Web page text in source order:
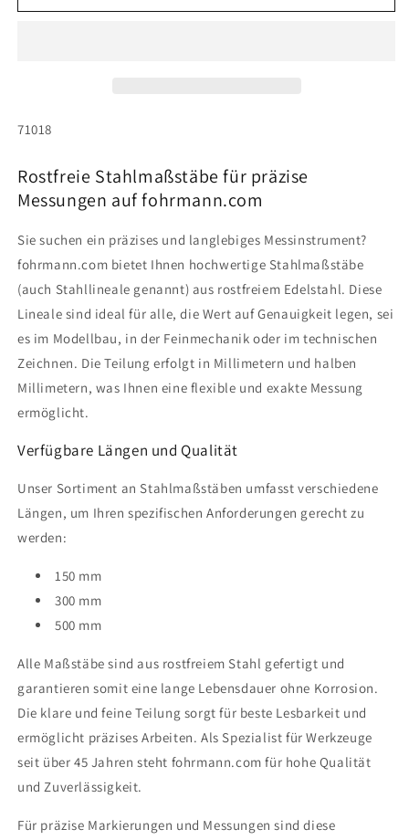
StahlmaßstäbeStahlmaßstäbe
SKU:
71018
Rostfreie Stahlmaßstäbe für präzise
Messungen auf fohrmann.com
Sie suchen ein präzises und langlebiges Messinstrument?
fohrmann.com bietet Ihnen hochwertige Stahlmaßstäbe
(auch Stahllineale genannt) aus rostfreiem Edelstahl. Diese
Lineale sind ideal für alle, die Wert auf Genauigkeit legen, sei
es im Modellbau, in der Feinmechanik oder im technischen
Zeichnen. Die Teilung erfolgt in Millimetern und halben
Millimetern, was Ihnen eine flexible und exakte Messung
ermöglicht.
Verfügbare Längen und Qualität
Unser Sortiment an Stahlmaßstäben umfasst verschiedene
Längen, um Ihren spezifischen Anforderungen gerecht zu
werden:
150 mm
300 mm
500 mm
Alle Maßstäbe sind aus rostfreiem Stahl gefertigt und
garantieren somit eine lange Lebensdauer ohne Korrosion.
Die klare und feine Teilung sorgt für beste Lesbarkeit und
ermöglicht präzises Arbeiten. Als Spezialist für Werkzeuge
seit über 45 Jahren steht fohrmann.com für hohe Qualität
und Zuverlässigkeit.
Für präzise Markierungen und Messungen sind diese